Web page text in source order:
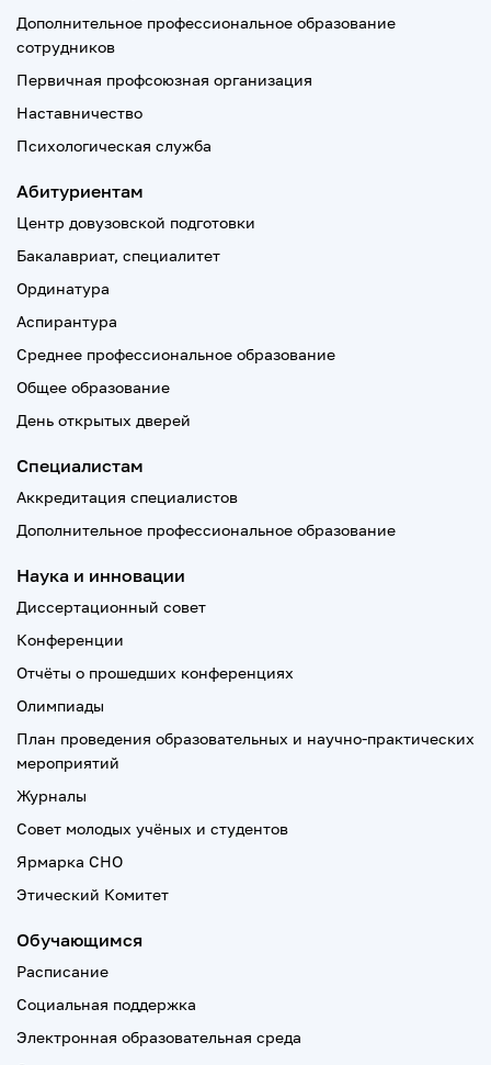
Дополнительное профессиональное образование
сотрудников
Первичная профсоюзная организация
Наставничество
Психологическая служба
Абитуриентам
Центр довузовской подготовки
Бакалавриат, специалитет
Ординатура
Аспирантура
Среднее профессиональное образование
Общее образование
День открытых дверей
Специалистам
Аккредитация специалистов
Дополнительное профессиональное образование
Наука и инновации
Диссертационный совет
Конференции
Отчёты о прошедших конференциях
Олимпиады
План проведения образовательных и научно-практических
мероприятий
Журналы
Совет молодых учёных и студентов
Ярмарка СНО
Этический Комитет
Обучающимся
Расписание
Социальная поддержка
Электронная образовательная среда